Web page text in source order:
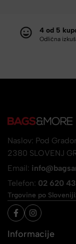
4 od 5
Odlična
Naslov: Pod
2380 SLOVENJ
Email:
Telefon: 02 620
Trgovine po Sloveniji
Informacije